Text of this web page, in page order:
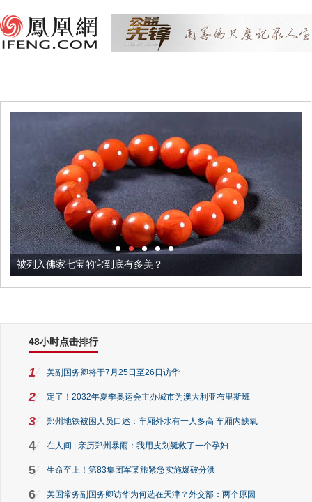
被列入佛家七宝的它到底有多美？
48小时点击排行
1 美副国务卿将于7月25日至26日访华
2 定了！2032年夏季奥运会主办城市为澳大利亚布里斯班
3 郑州地铁被困人员口述：车厢外水有一人多高 车厢内缺氧
4 在人间 | 亲历郑州暴雨：我用皮划艇救了一个孕妇
5 生命至上！第83集团军某旅紧急实施爆破分洪
6 美国常务副国务卿访华为何选在天津？外交部：两个原因